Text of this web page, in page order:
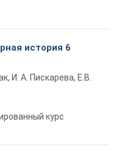
история 6
И. А. Пискарева, Е.В.
курс